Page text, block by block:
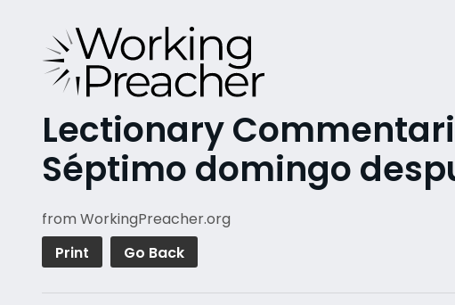
Lectionary
Séptimo domingo
from WorkingPreacher.org
Print
Go Back